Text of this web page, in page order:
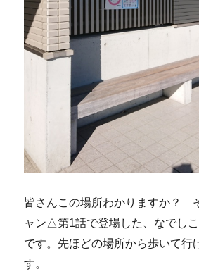
皆さんこの場所わかりますか？
ャン△第1話で登場した、なでし
です。先ほどの場所から歩いて行
す。